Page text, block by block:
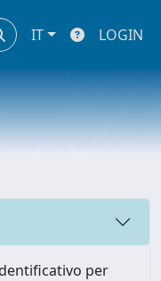
IT LOGIN
per